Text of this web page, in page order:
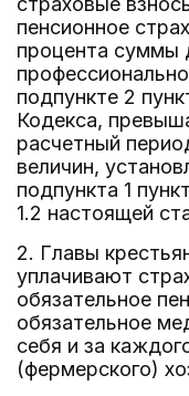
пенсионное
процента суммы
подпункте 2
Кодекса,
расчетный
величин,
подпункта 1
1.2 настоящей
2. Главы
уплачивают
обязательное
обязательное
себя и за
(фермерского)